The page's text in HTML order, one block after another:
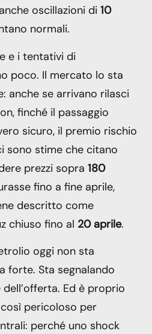
oscillazioni di 10
normali.
e i tentativi di
poco. Il mercato lo sta
anche se arrivano rilasci
finché il passaggio
sicuro, il premio rischio
sono stime che citano
prezzi sopra 180
fino a fine aprile,
descritto come
chiuso fino al 20 aprile.
oggi non sta
forte. Sta segnalando
Ed è proprio
pericoloso per
perché uno shock